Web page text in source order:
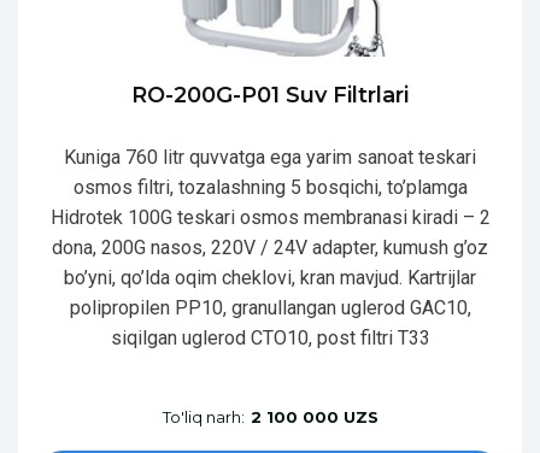
RO-200G-P01 Suv Filtrlari
Kuniga 760 litr quvvatga ega yarim sanoat teskari
osmos filtri, tozalashning 5 bosqichi, to’plamga
Hidrotek 100G teskari osmos membranasi kiradi – 2
dona, 200G nasos, 220V / 24V adapter, kumush g’oz
bo’yni, qo’lda oqim cheklovi, kran mavjud. Kartrijlar
polipropilen PP10, granullangan uglerod GAC10,
siqilgan uglerod CTO10, post filtri T33
To'liq narh: 2 100 000 UZS